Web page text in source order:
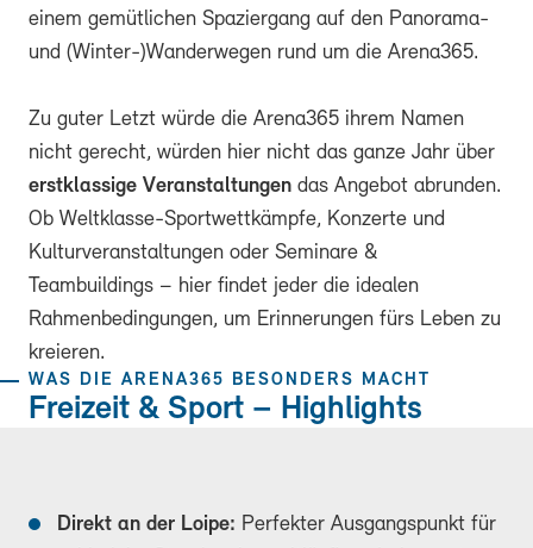
einem gemütlichen Spaziergang auf den Panorama-
und (Winter-)Wanderwegen rund um die Arena365.
Zu guter Letzt würde die Arena365 ihrem Namen
nicht gerecht, würden hier nicht das ganze Jahr über
erstklassige Veranstaltungen das Angebot abrunden.
Ob Weltklasse-Sportwettkämpfe, Konzerte und
Kulturveranstaltungen oder Seminare &
Teambuildings – hier findet jeder die idealen
Rahmenbedingungen, um Erinnerungen fürs Leben zu
kreieren.
WAS DIE ARENA365 BESONDERS MACHT
Freizeit & Sport – Highlights
Direkt an der Loipe: Perfekter Ausgangspunkt für